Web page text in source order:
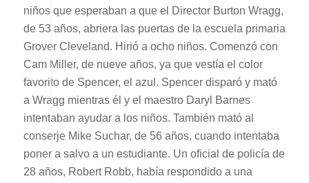
niños que esperaban a que el Director Burton Wragg,
de 53 años, abriera las puertas de la escuela primaria
Grover Cleveland. Hirió a ocho niños. Comenzó con
Cam Miller, de nueve años, ya que vestía el color
favorito de Spencer, el azul. Spencer disparó y mató
a Wragg mientras él y el maestro Daryl Barnes
intentaban ayudar a los niños. También mató al
conserje Mike Suchar, de 56 años, cuando intentaba
poner a salvo a un estudiante. Un oficial de policía de
28 años, Robert Robb, había respondido a una